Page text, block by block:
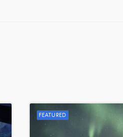
FEATURED